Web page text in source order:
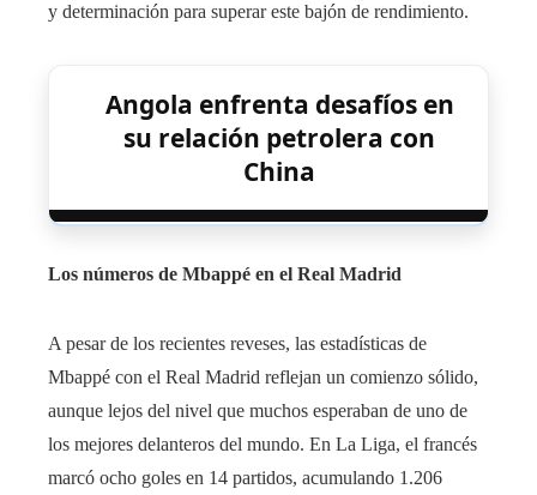
y determinación para superar este bajón de rendimiento.
Angola enfrenta desafíos en
su relación petrolera con
China
Los números de Mbappé en el Real Madrid
A pesar de los recientes reveses, las estadísticas de
Mbappé con el Real Madrid reflejan un comienzo sólido,
aunque lejos del nivel que muchos esperaban de uno de
los mejores delanteros del mundo. En La Liga, el francés
marcó ocho goles en 14 partidos, acumulando 1.206